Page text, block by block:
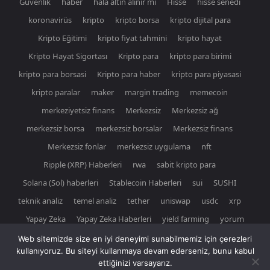
koronavirüs
kripto kripto borsa
kripto dijital para
Kripto Eğitimi
kripto fiyat tahmini
kripto hayat
Kripto Hayat Sigortası
Kripto para
kripto para birimi
kripto para borsasi
Kripto para haber
kripto para piyasasi
kripto paralar
maker margin trading
memecoin
merkeziyetsiz finans
Merkezsiz
Merkezsiz ağ
merkezsiz borsa
merkezsiz borsalar
Merkezsiz finans
Merkezsiz fonlar
merkezsiz uygulama
nft
Ripple (XRP) Haberleri
rwa
sabit kripto para
Solana (Sol) haberleri
Stablecoin Haberleri sui
SUSHI
teknik analiz
temel analiz tether uniswap usdc
xrp
Yapay Zeka
Yapay Zeka Haberleri yield farming yorum
Web sitemizde size en iyi deneyimi sunabilmemiz için çerezleri
kullanıyoruz. Bu siteyi kullanmaya devam ederseniz, bunu kabul
ettiğinizi varsayarız.